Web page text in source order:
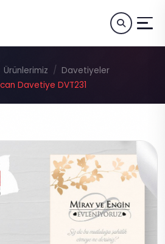
Ürünlerimiz
Davetiyeler
Davetiye DVT231